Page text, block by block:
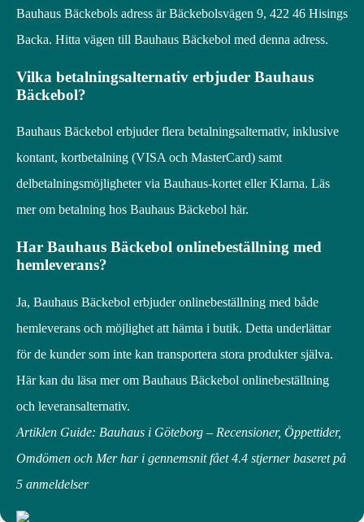
Bauhaus Bäckebols adress är Bäckebolsvägen 9, 422 46 Hisings
Backa. Hitta vägen till Bauhaus Bäckebol med denna adress.
Vilka betalningsalternativ erbjuder Bauhaus
Bäckebol?
Bauhaus Bäckebol erbjuder flera betalningsalternativ, inklusive
kontant, kortbetalning (VISA och MasterCard) samt
delbetalningsmöjligheter via Bauhaus-kortet eller Klarna. Läs
mer om betalning hos Bauhaus Bäckebol här.
Har Bauhaus Bäckebol onlinebeställning med
hemleverans?
Ja, Bauhaus Bäckebol erbjuder onlinebeställning med både
hemleverans och möjlighet att hämta i butik. Detta underlättar
för de kunder som inte kan transportera stora produkter själva.
Här kan du läsa mer om Bauhaus Bäckebol onlinebeställning
och leveransalternativ.
Artiklen Guide: Bauhaus i Göteborg – Recensioner, Öppettider,
Omdömen och Mer har i gennemsnit fået4.4 stjerner baseret på
5 anmeldelser